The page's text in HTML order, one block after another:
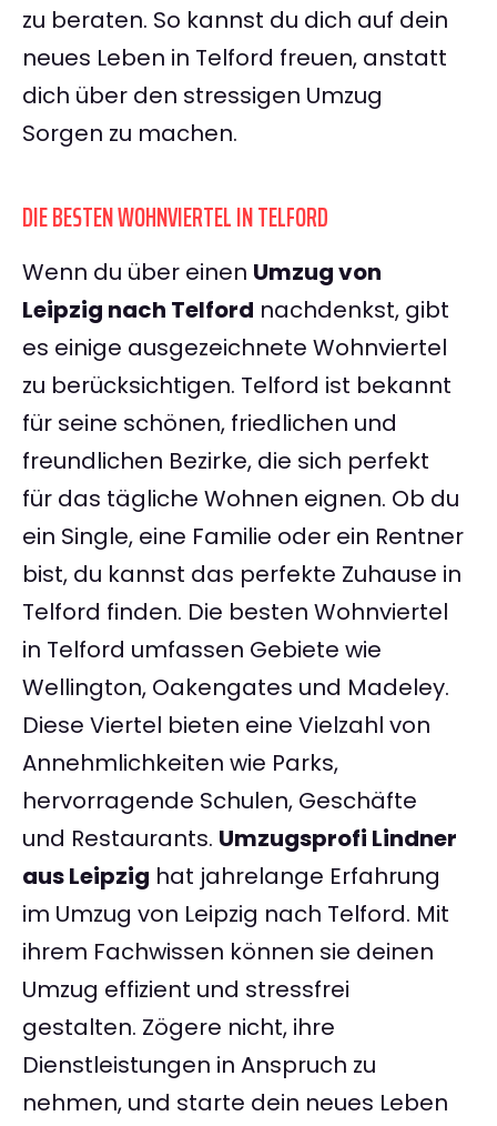
zu beraten. So kannst du dich auf dein
neues Leben in Telford freuen, anstatt
dich über den stressigen Umzug
Sorgen zu machen.
DIE BESTEN WOHNVIERTEL IN TELFORD
Wenn du über einen Umzug von
Leipzig nach Telford nachdenkst, gibt
es einige ausgezeichnete Wohnviertel
zu berücksichtigen. Telford ist bekannt
für seine schönen, friedlichen und
freundlichen Bezirke, die sich perfekt
für das tägliche Wohnen eignen. Ob du
ein Single, eine Familie oder ein Rentner
bist, du kannst das perfekte Zuhause in
Telford finden. Die besten Wohnviertel
in Telford umfassen Gebiete wie
Wellington, Oakengates und Madeley.
Diese Viertel bieten eine Vielzahl von
Annehmlichkeiten wie Parks,
hervorragende Schulen, Geschäfte
und Restaurants. Umzugsprofi Lindner
aus Leipzig hat jahrelange Erfahrung
im Umzug von Leipzig nach Telford. Mit
ihrem Fachwissen können sie deinen
Umzug effizient und stressfrei
gestalten. Zögere nicht, ihre
Dienstleistungen in Anspruch zu
nehmen, und starte dein neues Leben